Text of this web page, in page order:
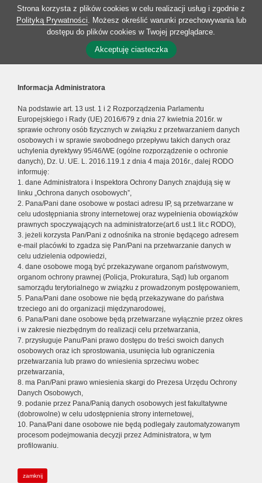
Strona korzysta z plików cookies w celu realizacji usług i zgodnie z
Polityką Prywatności. Możesz określić warunki przechowywania lub
dostępu do plików cookies w Twojej przeglądarce.
Akceptuję ciasteczka
Informacja Administratora
Na podstawie art. 13 ust. 1 i 2 Rozporządzenia Parlamentu
Europejskiego i Rady (UE) 2016/679 z dnia 27 kwietnia 2016r. w
sprawie ochrony osób fizycznych w związku z przetwarzaniem danych
osobowych i w sprawie swobodnego przepływu takich danych oraz
uchylenia dyrektywy 95/46/WE (ogólne rozporządzenie o ochronie
danych), Dz. U. UE. L. 2016.119.1 z dnia 4 maja 2016r., dalej RODO
informuję:
1. dane Administratora i Inspektora Ochrony Danych znajdują się w
linku „Ochrona danych osobowych”,
2. Pana/Pani dane osobowe w postaci adresu IP, są przetwarzane w
celu udostępniania strony internetowej oraz wypełnienia obowiązków
prawnych spoczywających na administratorze(art.6 ust.1 lit.c RODO),
3. jeżeli korzysta Pan/Pani z odnośnika na stronie będącego adresem
e-mail placówki to zgadza się Pan/Pani na przetwarzanie danych w
celu udzielenia odpowiedzi,
4. dane osobowe mogą być przekazywane organom państwowym,
organom ochrony prawnej (Policja, Prokuratura, Sąd) lub organom
samorządu terytorialnego w związku z prowadzonym postępowaniem,
5. Pana/Pani dane osobowe nie będą przekazywane do państwa
trzeciego ani do organizacji międzynarodowej,
6. Pana/Pani dane osobowe będą przetwarzane wyłącznie przez okres
i w zakresie niezbędnym do realizacji celu przetwarzania,
7. przysługuje Panu/Pani prawo dostępu do treści swoich danych
osobowych oraz ich sprostowania, usunięcia lub ograniczenia
przetwarzania lub prawo do wniesienia sprzeciwu wobec
przetwarzania,
8. ma Pan/Pani prawo wniesienia skargi do Prezesa Urzędu Ochrony
Danych Osobowych,
9. podanie przez Pana/Panią danych osobowych jest fakultatywne
(dobrowolne) w celu udostępnienia strony internetowej,
10. Pana/Pani dane osobowe nie będą podlegały zautomatyzowanym
procesom podejmowania decyzji przez Administratora, w tym
profilowaniu.
zamknij